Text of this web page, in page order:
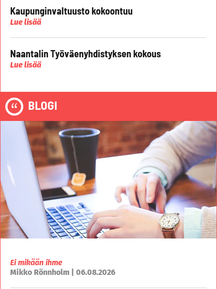
Kaupunginvaltuusto kokoontuu
Lue lisää
Naantalin Työväenyhdistyksen kokous
Lue lisää
BLOGI
Ei mikään ihme
Mikko Rönnholm | 06.08.2026